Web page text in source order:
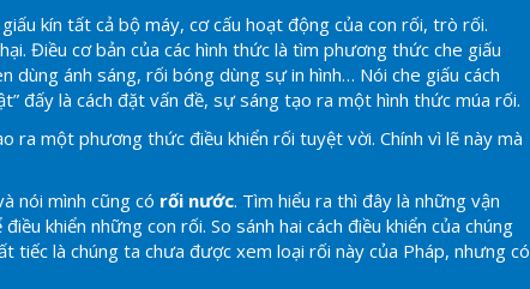
kín tất cả bộ máy, cơ cấu hoạt động của con rối, trò rối.
Điều cơ bản của các hình thức là tìm phương thức che giấu
dùng ánh sáng, rối bóng dùng sự in hình… Nói che giấu cách
đấy là cách đặt vấn đề, sự sáng tạo ra một hình thức múa rối.
một phương thức điều khiển rối tuyệt vời. Chính vì lẽ này mà
nói mình cũng có rối nước. Tìm hiểu ra thì đây là những vận
khiển những con rối. So sánh hai cách điều khiển của chúng
tiếc là chúng ta chưa được xem loại rối này của Pháp, nhưng có